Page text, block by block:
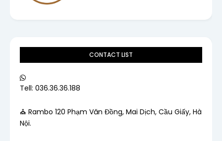
CONTACT LIST
Tell: 036.36.36.188
⛪ Rambo 120 Phạm Văn Đồng, Mai Dịch, Cầu Giấy, Hà
Nội.